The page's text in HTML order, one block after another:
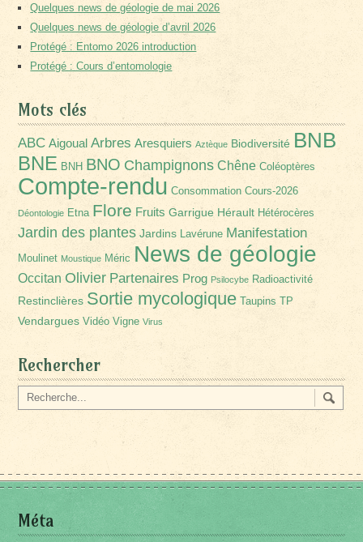
Quelques news de géologie de mai 2026
Quelques news de géologie d’avril 2026
Protégé : Entomo 2026 introduction
Protégé : Cours d’entomologie
Mots clés
ABC Aigoual Arbres Aresquiers Aztèque Biodiversité BNB
BNE BNH BNO Champignons Chêne Coléoptères
Compte-rendu Consommation Cours-2026
Déontologie Etna Flore Fruits Garrigue Hérault Hétérocères
Jardin des plantes Jardins Lavérune Manifestation
Moulinet Moustique Méric News de géologie
Occitan Olivier Partenaires Prog Psilocybe Radioactivité
Restinclières Sortie mycologique Taupins TP
Vendargues Vidéo Vigne Virus
Rechercher
Méta